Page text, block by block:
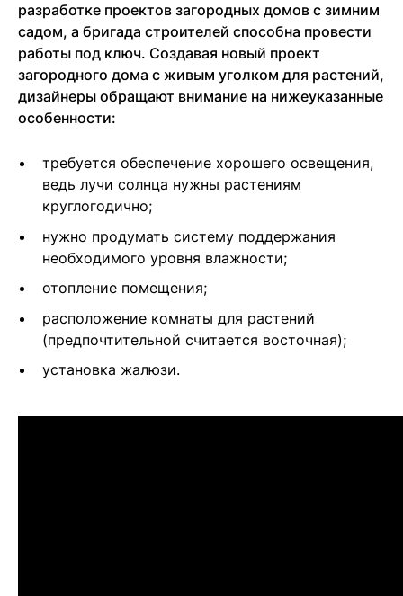
разработке проектов загородных домов с зимним
садом, а бригада строителей способна провести
работы под ключ. Создавая новый проект
загородного дома с живым уголком для растений,
дизайнеры обращают внимание на нижеуказанные
особенности:
требуется обеспечение хорошего освещения,
ведь лучи солнца нужны растениям
круглогодично;
нужно продумать систему поддержания
необходимого уровня влажности;
отопление помещения;
расположение комнаты для растений
(предпочтительной считается восточная);
установка жалюзи.